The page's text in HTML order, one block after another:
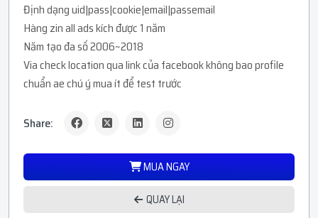
Định dạng uid|pass|cookie|email|passemail
Hàng zin all ads kích được 1 năm
Năm tạo đa số 2006~2018
Via check location qua link của facebook không bao profile
chuẩn ae chú ý mua ít để test trước
Share:
MUA NGAY
QUAY LẠI